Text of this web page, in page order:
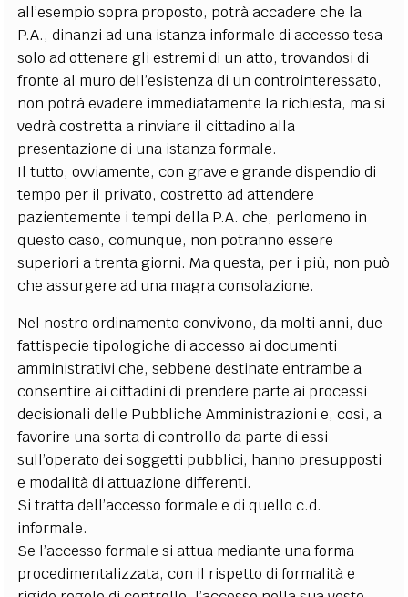
all’esempio sopra proposto, potrà accadere che la
P.A., dinanzi ad una istanza informale di accesso tesa
solo ad ottenere gli estremi di un atto, trovandosi di
fronte al muro dell’esistenza di un controinteressato,
non potrà evadere immediatamente la richiesta, ma si
vedrà costretta a rinviare il cittadino alla
presentazione di una istanza formale.
Il tutto, ovviamente, con grave e grande dispendio di
tempo per il privato, costretto ad attendere
pazientemente i tempi della P.A. che, perlomeno in
questo caso, comunque, non potranno essere
superiori a trenta giorni. Ma questa, per i più, non può
che assurgere ad una magra consolazione.
Nel nostro ordinamento convivono, da molti anni, due
fattispecie tipologiche di accesso ai documenti
amministrativi che, sebbene destinate entrambe a
consentire ai cittadini di prendere parte ai processi
decisionali delle Pubbliche Amministrazioni e, così, a
favorire una sorta di controllo da parte di essi
sull’operato dei soggetti pubblici, hanno presupposti
e modalità di attuazione differenti.
Si tratta dell’accesso formale e di quello c.d.
informale.
Se l’accesso formale si attua mediante una forma
procedimentalizzata, con il rispetto di formalità e